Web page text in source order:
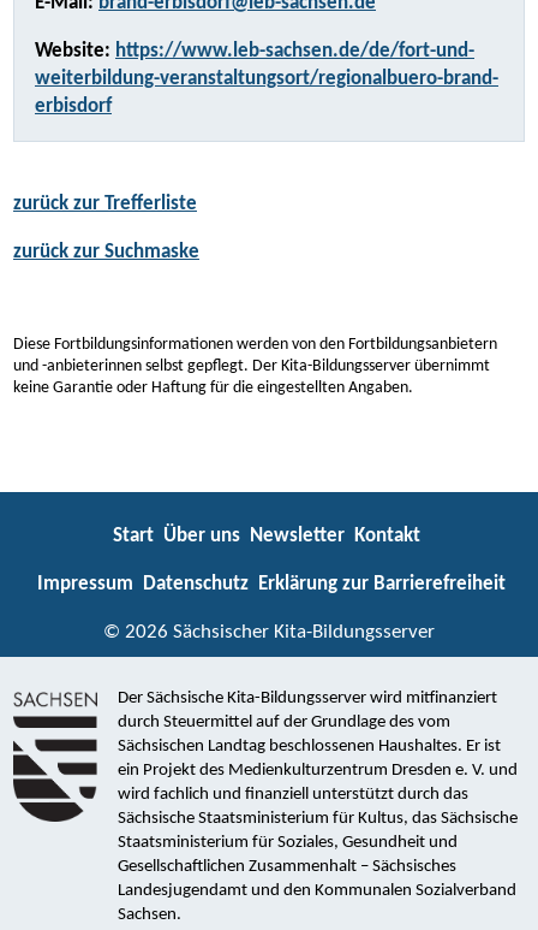
Website: https://www.leb-sachsen.de/de/fort-und-
weiterbildung-veranstaltungsort/regionalbuero-brand-
erbisdorf
zurück zur Trefferliste
zurück zur Suchmaske
Diese Fortbildungsinformationen werden von den Fortbildungsanbietern
und -anbieterinnen selbst gepflegt. Der Kita-Bildungsserver übernimmt
keine Garantie oder Haftung für die eingestellten Angaben.
Start Über uns Newsletter Kontakt
Impressum Datenschutz Erklärung zur Barrierefreiheit
© 2026 Sächsischer Kita-Bildungsserver
Der Sächsische Kita-Bildungsserver wird mitfinanziert
durch Steuermittel auf der Grundlage des vom
Sächsischen Landtag beschlossenen Haushaltes. Er ist
ein Projekt des Medienkulturzentrum Dresden e. V. und
wird fachlich und finanziell unterstützt durch das
Sächsische Staatsministerium für Kultus, das Sächsische
Staatsministerium für Soziales, Gesundheit und
Gesellschaftlichen Zusammenhalt – Sächsisches
Landesjugendamt und den Kommunalen Sozialverband
Sachsen.